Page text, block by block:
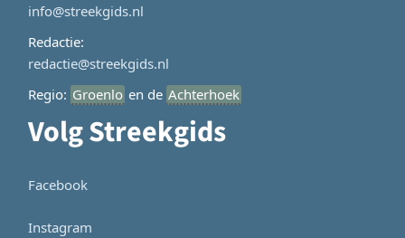
info@streekgids.nl
Redactie:
redactie@streekgids.nl
Regio: Groenlo en de Achterhoek
Volg Streekgids
Facebook
Instagram